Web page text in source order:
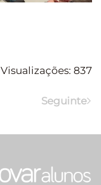
Visualizações: 837
Seguinte